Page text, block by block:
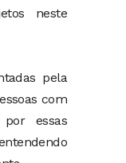
neste
pela
com
essas